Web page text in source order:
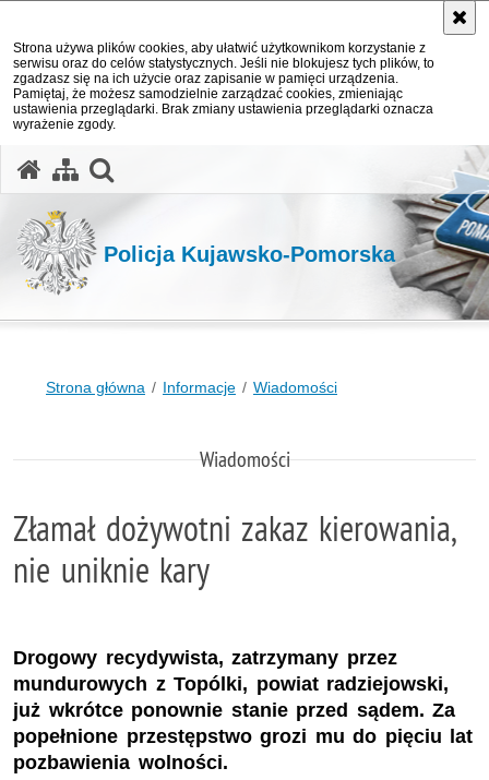
Strona używa plików cookies, aby ułatwić użytkownikom korzystanie z
serwisu oraz do celów statystycznych. Jeśli nie blokujesz tych plików, to
zgadzasz się na ich użycie oraz zapisanie w pamięci urządzenia.
Pamiętaj, że możesz samodzielnie zarządzać cookies, zmieniając
ustawienia przeglądarki. Brak zmiany ustawienia przeglądarki oznacza
wyrażenie zgody.
Policja Kujawsko-Pomorska
Strona główna Informacje Wiadomości
Wiadomości
Złamał dożywotni zakaz kierowania,
nie uniknie kary
Drogowy recydywista, zatrzymany przez
mundurowych z Topólki, powiat radziejowski,
już wkrótce ponownie stanie przed sądem. Za
popełnione przestępstwo grozi mu do pięciu lat
pozbawienia wolności.